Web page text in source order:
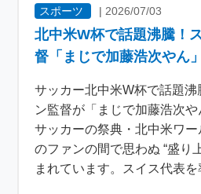
スポーツ | 2026/07/03
北中米W杯で話題沸騰！
督「まじで加藤浩次やん
サッカー北中米W杯で話題
ン監督が「まじで加藤浩次
サッカーの祭典・北中米ワ
のファンの間で思わぬ “盛り
まれています。スイス代表